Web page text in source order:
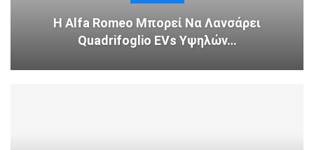
Η Alfa Romeo Μπορεί Να Λανσάρει
Quadrifoglio EVs Υψηλών…